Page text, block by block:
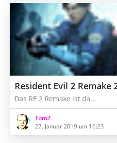
Resident Evil 2 Remake
Das RE 2 Remake ist da...
Tom2
27. Januar 2019 um 16:23